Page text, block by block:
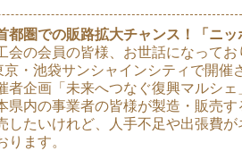
都圏での販路拡大チャンス！「ニ
会の会員の皆様、お世話になってお
・池袋サンシャインシティで開
者企画「未来へつなぐ復興マルシェ
県内の事業者の皆様が製造・販売
したいけれど、人手不足や出張費
ります。